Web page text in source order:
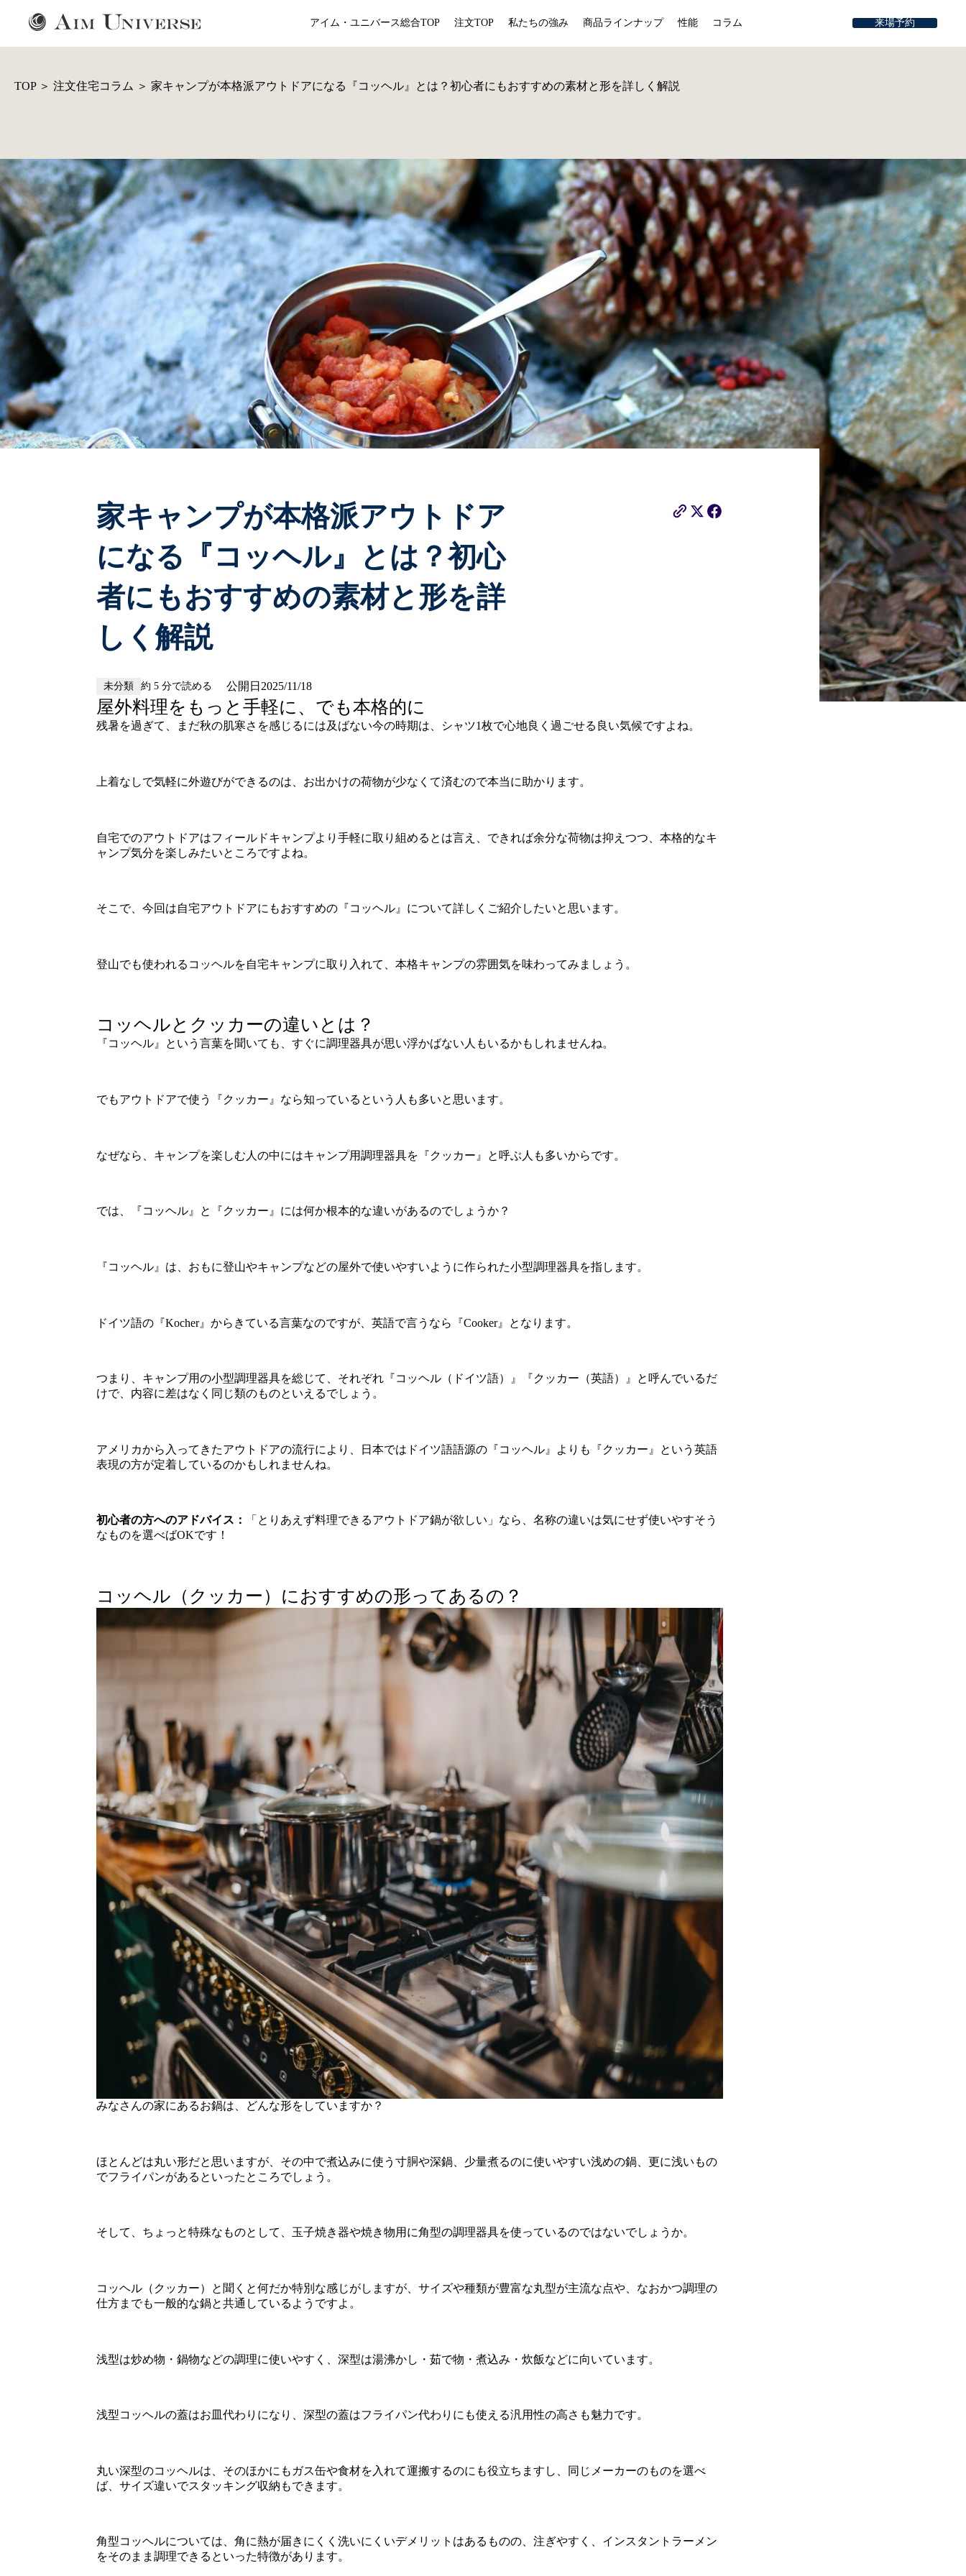
アイム・ユニバース総合TOP 注文TOP 私たちの強み 商品ラインナップ 性能 コラム 来場予約
TOP ＞ 注文住宅コラム ＞ 家キャンプが本格派アウトドアになる『コッヘル』とは？初心者にもおすすめの素材と形を詳しく解説
家キャンプが本格派アウトドア
になる『コッヘル』とは？初心
者にもおすすめの素材と形を詳
しく解説
未分類 約 5 分で読める 公開日 2025/11/18
屋外料理をもっと手軽に、でも本格的に
残暑を過ぎて、まだ秋の肌寒さを感じるには及ばない今の時期は、シャツ1枚で心地良く過ごせる良い気候ですよね。
上着なしで気軽に外遊びができるのは、お出かけの荷物が少なくて済むので本当に助かります。
自宅でのアウトドアはフィールドキャンプより手軽に取り組めるとは言え、できれば余分な荷物は抑えつつ、本格的なキ
ャンプ気分を楽しみたいところですよね。
そこで、今回は自宅アウトドアにもおすすめの『コッヘル』について詳しくご紹介したいと思います。
登山でも使われるコッヘルを自宅キャンプに取り入れて、本格キャンプの雰囲気を味わってみましょう。
コッヘルとクッカーの違いとは？
『コッヘル』という言葉を聞いても、すぐに調理器具が思い浮かばない人もいるかもしれませんね。
でもアウトドアで使う『クッカー』なら知っているという人も多いと思います。
なぜなら、キャンプを楽しむ人の中にはキャンプ用調理器具を『クッカー』と呼ぶ人も多いからです。
では、『コッヘル』と『クッカー』には何か根本的な違いがあるのでしょうか？
『コッヘル』は、おもに登山やキャンプなどの屋外で使いやすいように作られた小型調理器具を指します。
ドイツ語の『Kocher』からきている言葉なのですが、英語で言うなら『Cooker』となります。
つまり、キャンプ用の小型調理器具を総じて、それぞれ『コッヘル（ドイツ語）』『クッカー（英語）』と呼んでいるだ
けで、内容に差はなく同じ類のものといえるでしょう。
アメリカから入ってきたアウトドアの流行により、日本ではドイツ語語源の『コッヘル』よりも『クッカー』という英語
表現の方が定着しているのかもしれませんね。
初心者の方へのアドバイス：
「とりあえず料理できるアウトドア鍋が欲しい」なら、名称の違いは気にせず使いやすそう
なものを選べばOKです！
コッヘル（クッカー）におすすめの形ってあるの？
みなさんの家にあるお鍋は、どんな形をしていますか？
ほとんどは丸い形だと思いますが、その中で煮込みに使う寸胴や深鍋、少量煮るのに使いやすい浅めの鍋、更に浅いもの
でフライパンがあるといったところでしょう。
そして、ちょっと特殊なものとして、玉子焼き器や焼き物用に角型の調理器具を使っているのではないでしょうか。
コッヘル（クッカー）と聞くと何だか特別な感じがしますが、サイズや種類が豊富な丸型が主流な点や、なおかつ調理の
仕方までも一般的な鍋と共通しているようですよ。
浅型は炒め物・鍋物などの調理に使いやすく、深型は湯沸かし・茹で物・煮込み・炊飯などに向いています。
浅型コッヘルの蓋はお皿代わりになり、深型の蓋はフライパン代わりにも使える汎用性の高さも魅力です。
丸い深型のコッヘルは、そのほかにもガス缶や食材を入れて運搬するのにも役立ちますし、同じメーカーのものを選べ
ば、サイズ違いでスタッキング収納もできます。
角型コッヘルについては、角に熱が届きにくく洗いにくいデメリットはあるものの、注ぎやすく、インスタントラーメン
をそのまま調理できるといった特徴があります。